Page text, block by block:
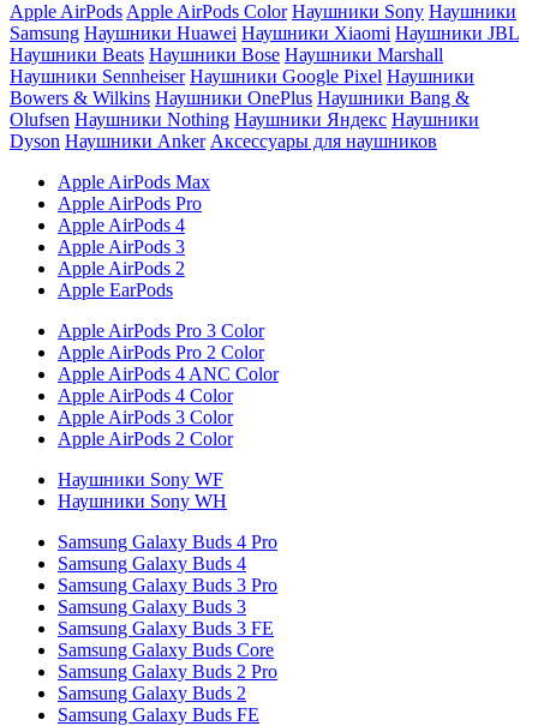
Apple AirPods Apple AirPods Color Наушники Sony Наушники
Samsung Наушники Huawei Наушники Xiaomi Наушники JBL
Наушники Beats Наушники Bose Наушники Marshall
Наушники Sennheiser Наушники Google Pixel Наушники
Bowers & Wilkins Наушники OnePlus Наушники Bang &
Olufsen Наушники Nothing Наушники Яндекс Наушники
Dyson Наушники Anker Аксессуары для наушников
Apple AirPods Max
Apple AirPods Pro
Apple AirPods 4
Apple AirPods 3
Apple AirPods 2
Apple EarPods
Apple AirPods Pro 3 Color
Apple AirPods Pro 2 Color
Apple AirPods 4 ANC Color
Apple AirPods 4 Color
Apple AirPods 3 Color
Apple AirPods 2 Color
Наушники Sony WF
Наушники Sony WH
Samsung Galaxy Buds 4 Pro
Samsung Galaxy Buds 4
Samsung Galaxy Buds 3 Pro
Samsung Galaxy Buds 3
Samsung Galaxy Buds 3 FE
Samsung Galaxy Buds Core
Samsung Galaxy Buds 2 Pro
Samsung Galaxy Buds 2
Samsung Galaxy Buds FE